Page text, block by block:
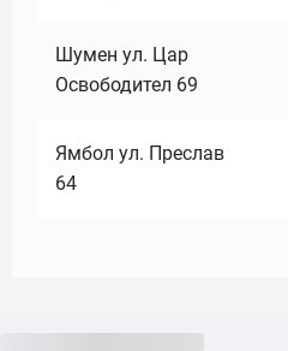
Шумен ул. Цар
Освободител 69
Ямбол ул. Преслав
64